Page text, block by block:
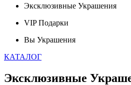
Эксклюзивные Украшения
VIPПодарки
Вы Украшения
КАТАЛОГ
Эксклюзивные